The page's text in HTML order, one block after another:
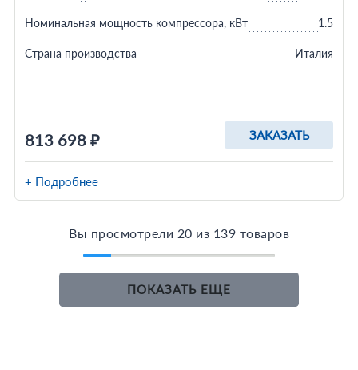
813 698 ₽ ЗАКАЗАТЬ
Номинальная мощность компрессора, кВт 1.5
Страна производства Италия
+ Подробнее
Вы просмотрели 20 из 139 товаров
ПОКАЗАТЬ ЕЩЕ